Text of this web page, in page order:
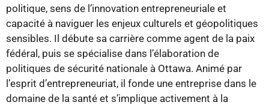
politique, sens de l’innovation entrepreneuriale et
capacité à naviguer les enjeux culturels et géopolitiques
sensibles. Il débute sa carrière comme agent de la paix
fédéral, puis se spécialise dans l’élaboration de
politiques de sécurité nationale à Ottawa. Animé par
l’esprit d’entrepreneuriat, il fonde une entreprise dans le
domaine de la santé et s’implique activement à la